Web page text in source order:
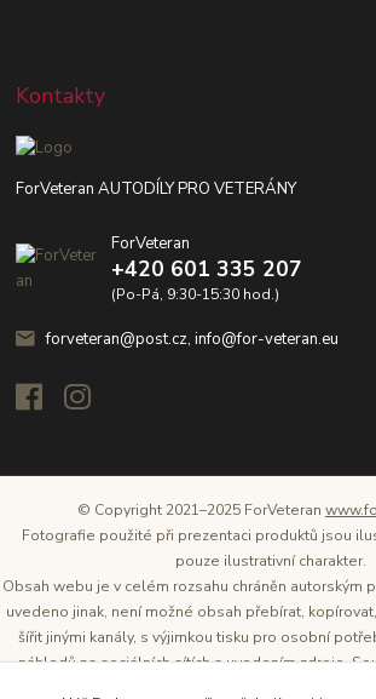
Kontakty
ForVeteran AUTODÍLY PRO VETERÁNY
ForVeteran
+420 601 335 207
(Po-Pá, 9:30-15:30 hod.)
forveteran@post.cz, info@for-veteran.eu
© Copyright 2021–2025 ForVeteran
Fotografie použité při prezentaci produktů jsou
pouze ilustrativní charakter.
Obsah webu je v celém rozsahu chráněn autorským
uvedeno jinak, není možné obsah přebírat,
šířit jinými kanály, s výjimkou tisku pro osobní
náhledů na sociálních sítích s uvedením zdroje.